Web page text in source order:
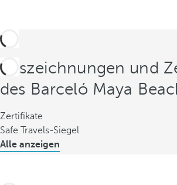
Auszeichnungen und
des Barceló Maya
Zertifikate
Safe Travels-Siegel
Alle anzeigen